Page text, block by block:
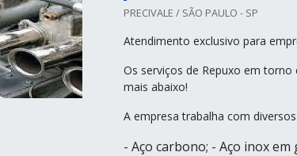
PRECIVALE / SÃO PAULO - SP
Atendimento exclusivo para
Os serviços de Repuxo em torno
mais abaixo!
A empresa trabalha com
- Aço carbono; - Aço inox